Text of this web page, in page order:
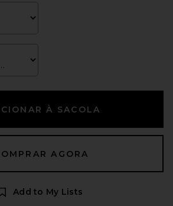
À SACOLA
AGORA
Add to My Lists